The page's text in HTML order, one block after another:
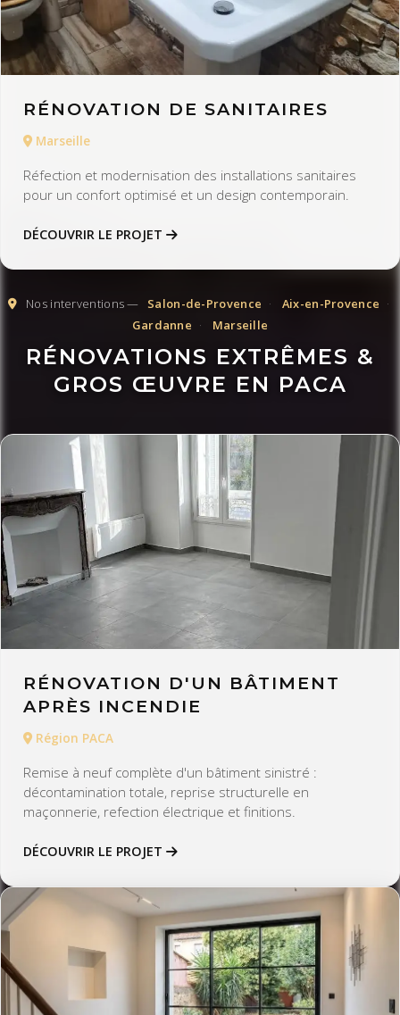
RÉNOVATION DE SANITAIRES
Marseille
Réfection et modernisation des installations sanitaires
pour un confort optimisé et un design contemporain.
DÉCOUVRIR LE PROJET
Nos interventions — Salon-de-Provence · Aix-en-Provence ·
Gardanne · Marseille
RÉNOVATIONS EXTRÊMES &
GROS ŒUVRE EN PACA
RÉNOVATION D'UN BÂTIMENT
APRÈS INCENDIE
Région PACA
Remise à neuf complète d'un bâtiment sinistré :
décontamination totale, reprise structurelle en
maçonnerie, refection électrique et finitions.
DÉCOUVRIR LE PROJET